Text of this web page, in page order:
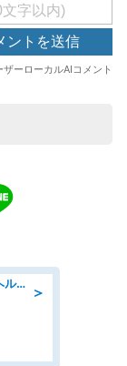
＞
ヘルプデスク/外資系保険業界でのITヘルプデスク業務/駅近/即日勤務可/ヘルプデスク